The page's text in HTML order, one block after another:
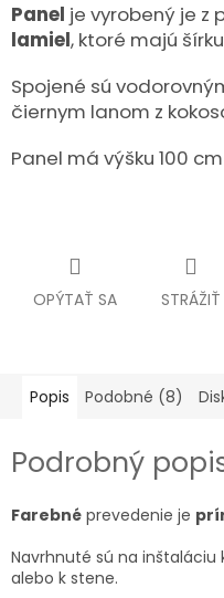
Panel je vyrobený je z
lamiel, ktoré majú
Spojené sú
čiernym lanom z
Panel má výšku 100
OPÝTAŤ SA STRÁŽIŤ
Popis Podobné (8)
Podrobný
Farebné prevedenie je
Navrhnuté sú na
alebo k stene.